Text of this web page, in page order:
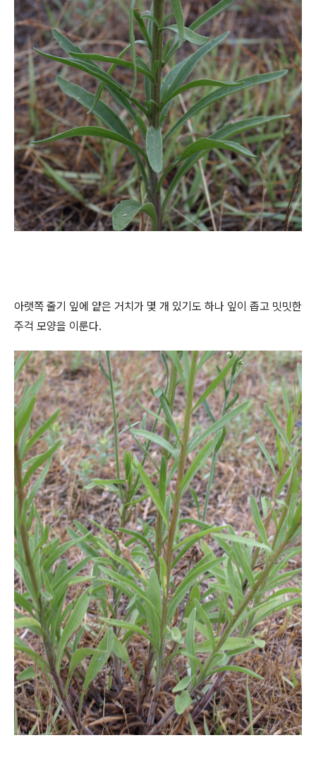
아랫쪽 줄기 잎에 얕은 거치가 몇 개 있기도 하나 잎이 좁고 밋밋한
주걱 모양을 이룬다.